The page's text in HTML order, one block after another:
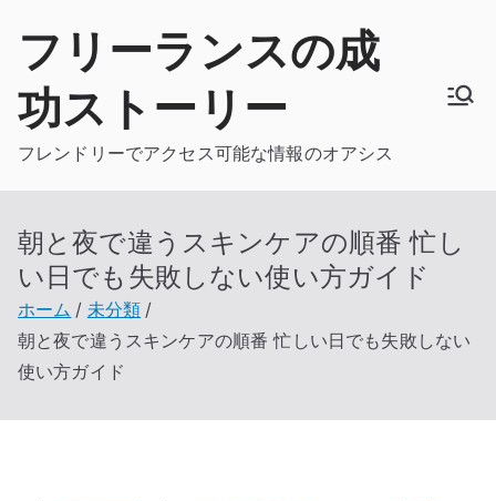
フリーランスの成
功ストーリー
フレンドリーでアクセス可能な情報のオアシス
朝と夜で違うスキンケアの順番 忙し
い日でも失敗しない使い方ガイド
ホーム
未分類
朝と夜で違うスキンケアの順番 忙しい日でも失敗しない
使い方ガイド